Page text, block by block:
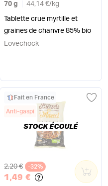
70 g 44,14 €/ kg
Tablette crue myrtille et
graines de chanvre 85% bio
Lovechock
Fait en France
Anti-gaspi
Ancien prix
2,20 € -32%
1,49 €
0
STOCK ÉCOULÉ